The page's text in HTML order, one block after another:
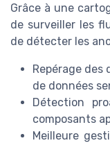
Grâce à une
de surveiller les
de détecter les
Repérage des
de données
Détection
composants
Meilleure